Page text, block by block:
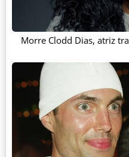
Morre Clodd Dias, atriz